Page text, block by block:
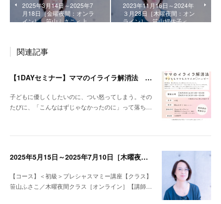
2025年3月14日～2025年7
月18日［金曜夜間：オンラ
イン］ 笹山ふさこ＜上…
2023年11月16日～2024年
３月28日［木曜夜間：オン
ライン］ 笹山婦佐子＜…
関連記事
【1DAYセミナー】ママのイライラ解消法 ～子どももママもスマイル♡ハッピー～
子どもに優しくしたいのに、つい怒ってしまう。その
たびに、「こんなはずじゃなかったのに」って落ち…
2025年5月15日～2025年7月10日［木曜夜間：オンライン］笹山ふさこ＜初級＞プレシャスマミー講座
【コース】＜初級＞プレシャスマミー講座【クラス】
笹山ふさこ／木曜夜間クラス［オンライン］【講師…